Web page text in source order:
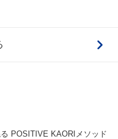
POSITIVE KAORIメソッド